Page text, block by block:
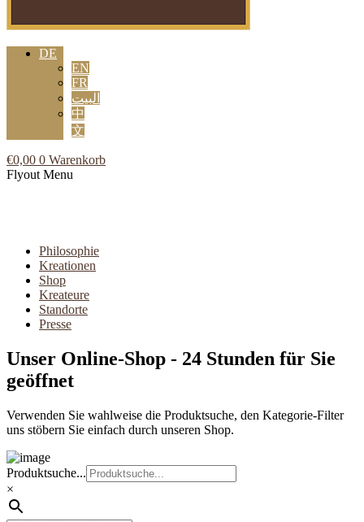
DE
EN
FR
البيت
中
文
€0,00 0 Warenkorb
Flyout Menu
Philosophie
Kreationen
Shop
Kreateure
Standorte
Presse
Unser Online-Shop - 24 Stunden für Sie
geöffnet
Verwenden Sie wahlweise die Produktsuche, den Kategorie-Filter
uns stöbern Sie einfach durch unseren Shop.
Produktsuche...
×